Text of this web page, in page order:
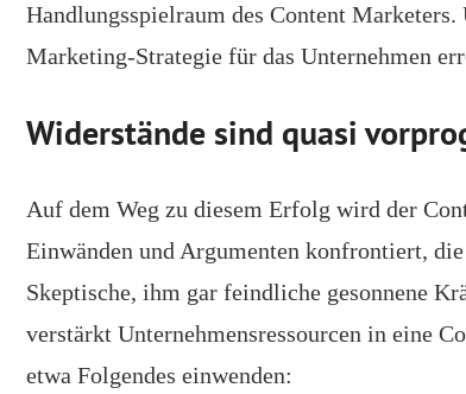
Handlungsspielraum des Content
Marketing-Strategie für das Unternehmen
Widerstände sind quasi
Auf dem Weg zu diesem Erfolg wird der
Einwänden und Argumenten konfrontiert,
Skeptische, ihm gar feindliche gesonnene
verstärkt Unternehmensressourcen in eine
etwa Folgendes einwenden: